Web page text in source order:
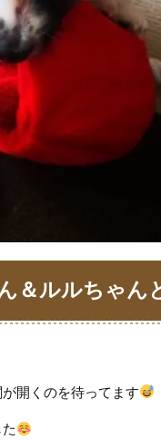
＆ルルちゃん
開くのを待ってます